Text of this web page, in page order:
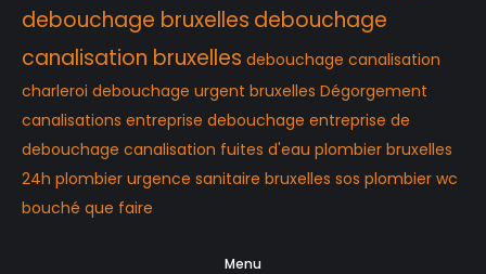
debouchage bruxelles debouchage
canalisation bruxelles debouchage canalisation
charleroi debouchage urgent bruxelles Dégorgement
canalisations entreprise debouchage entreprise de
debouchage canalisation fuites d'eau plombier bruxelles
24h plombier urgence sanitaire bruxelles sos plombier wc
bouché que faire
Menu